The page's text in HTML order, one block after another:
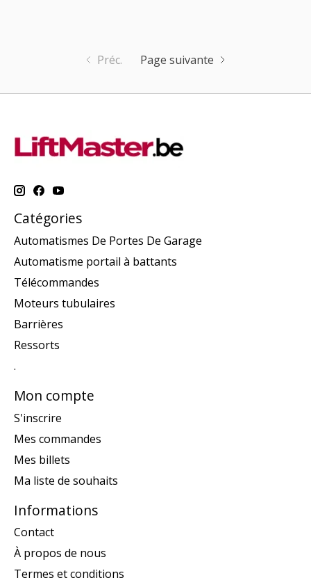
Préc. Page suivante
Catégories
Automatismes De Portes De Garage
Automatisme portail à battants
Télécommandes
Moteurs tubulaires
Barrières
Ressorts
.
Mon compte
S'inscrire
Mes commandes
Mes billets
Ma liste de souhaits
Informations
Contact
À propos de nous
Termes et conditions